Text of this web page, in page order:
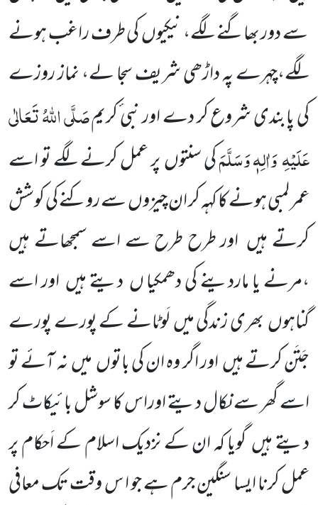
سے دور بھاگنے لگے، نیکیوںکی طرف راغب ہونے
لگے،چہرے پہ داڑھی شریف سجا لے، نماز روزے
کی پابندی شروع کر دے اور نبی ٔکریمصَلَّی اللّٰہُ تَعَالٰی
عَلَیْہِوَاٰلِہٖ وَسَلَّمَکی سنتوںپر عمل کرنے لگے تو اسے
عمر لمبی ہونے کا کہہ کر ان چیزوںسے روکنے کی کوشش
کرتے ہیں اور طرح طرح سے اسے سمجھاتے ہیں
،مرنے یا ماردینے کی دھمکیا ںدیتے ہیںاور اسے
گناہوںبھری زندگی میںلَوٹانے کے پورے پورے
جَتَن کرتے ہیںاور اگر وہ ان کی باتوںمیںنہ آئے تو
اسے گھر سے نکال دیتے اوراس کا سوشل بائیکاٹ کر
دیتے ہیںگویا کہ ان کے نزدیک اسلام کے اَحکام پر
عمل کرنا ایسا سنگین جرم ہے جو ا س وقت تک معافی